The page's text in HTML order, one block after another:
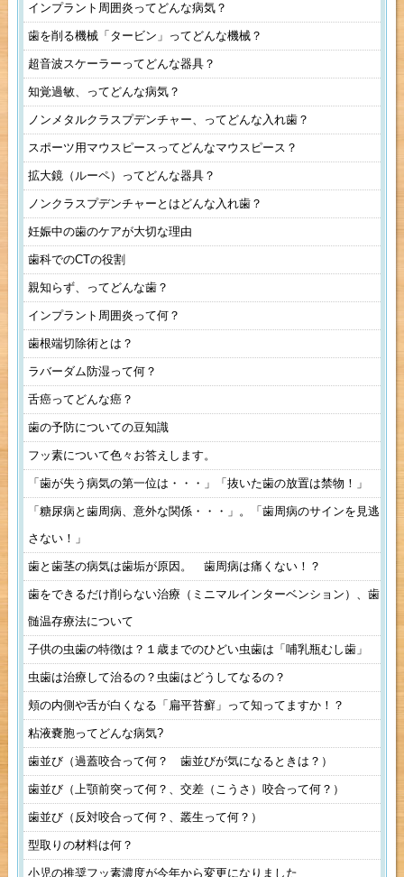
インプラント周囲炎ってどんな病気？
歯を削る機械「タービン」ってどんな機械？
超音波スケーラーってどんな器具？
知覚過敏、ってどんな病気？
ノンメタルクラスプデンチャー、ってどんな入れ歯？
スポーツ用マウスピースってどんなマウスピース？
拡大鏡（ルーペ）ってどんな器具？
ノンクラスプデンチャーとはどんな入れ歯？
妊娠中の歯のケアが大切な理由
歯科でのCTの役割
親知らず、ってどんな歯？
インプラント周囲炎って何？
歯根端切除術とは？
ラバーダム防湿って何？
舌癌ってどんな癌？
歯の予防についての豆知識
フッ素について色々お答えします。
「歯が失う病気の第一位は・・・」「抜いた歯の放置は禁物！」
「糖尿病と歯周病、意外な関係・・・」。「歯周病のサインを見逃
さない！」
歯と歯茎の病気は歯垢が原因。 歯周病は痛くない！？
歯をできるだけ削らない治療（ミニマルインターベンション）、歯
髄温存療法について
子供の虫歯の特徴は？１歳までのひどい虫歯は「哺乳瓶むし歯」
虫歯は治療して治るの？虫歯はどうしてなるの？
頬の内側や舌が白くなる「扁平苔癬」って知ってますか！？
粘液嚢胞ってどんな病気?
歯並び（過蓋咬合って何？ 歯並びが気になるときは？）
歯並び（上顎前突って何？、交差（こうさ）咬合って何？）
歯並び（反対咬合って何？、叢生って何？）
型取りの材料は何？
小児の推奨フッ素濃度が今年から変更になりました